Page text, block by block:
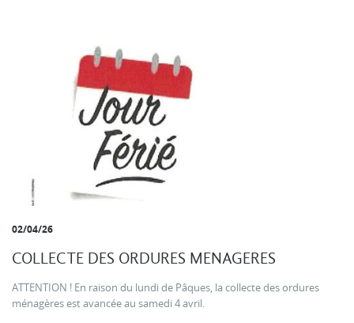
02/04/26
COLLECTE DES ORDURES MENAGERES
ATTENTION ! En raison du lundi de Pâques, la collecte des ordures
ménagères est avancée au samedi 4 avril.